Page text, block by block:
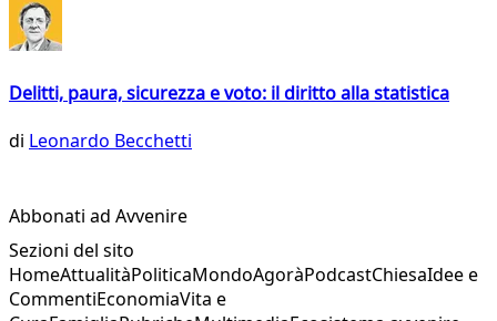
Delitti, paura, sicurezza e voto: il diritto alla statistica
di Leonardo Becchetti
Abbonati ad Avvenire
Sezioni del sito
HomeAttualitàPoliticaMondoAgoràPodcastChiesaIdee e
CommentiEconomiaVita e